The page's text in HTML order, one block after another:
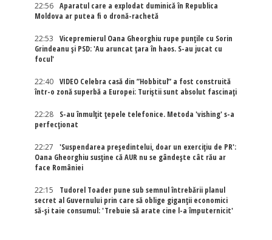
22:56
Aparatul care a explodat duminică în Republica
Moldova ar putea fi o dronă-rachetă
22:53
Vicepremierul Oana Gheorghiu rupe punțile cu Sorin
Grindeanu și PSD: 'Au aruncat țara în haos. S-au jucat cu
focul'
22:40
VIDEO Celebra casă din ”Hobbitul” a fost construită
într-o zonă superbă a Europei: Turiștii sunt absolut fascinați
22:28
S-au înmulțit țepele telefonice. Metoda 'vishing' s-a
perfecționat
22:27
'Suspendarea președintelui, doar un exercițiu de PR':
Oana Gheorghiu susține că AUR nu se gândește cât rău ar
face României
22:15
Tudorel Toader pune sub semnul întrebării planul
secret al Guvernului prin care să oblige giganții economici
să-și taie consumul: 'Trebuie să arate cine l-a împuternicit'